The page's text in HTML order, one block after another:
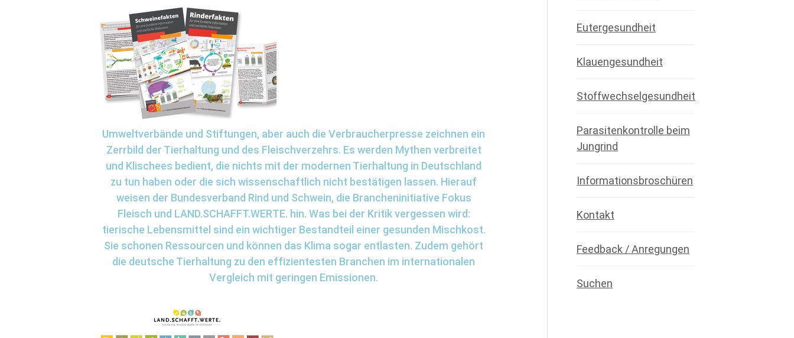
Umweltverbände und Stiftungen, aber auch die Verbraucherpresse zeichnen ein
Zerrbild der Tierhaltung und des Fleischverzehrs. Es werden Mythen verbreitet
und Klischees bedient, die nichts mit der modernen Tierhaltung in Deutschland
zu tun haben oder die sich wissenschaftlich nicht bestätigen lassen. Hierauf
weisen der Bundesverband Rind und Schwein, die Brancheninitiative Fokus
Fleisch und LAND.SCHAFFT.WERTE. hin. Was bei der Kritik vergessen wird:
tierische Lebensmittel sind ein wichtiger Bestandteil einer gesunden Mischkost.
Sie schonen Ressourcen und können das Klima sogar entlasten. Zudem gehört
die deutsche Tierhaltung zu den effizientesten Branchen im internationalen
Vergleich mit geringen Emissionen.
Eutergesundheit
Klauengesundheit
Stoffwechselgesundheit
Parasitenkontrolle beim
Jungrind
Informationsbroschüren
Kontakt
Feedback / Anregungen
Suchen